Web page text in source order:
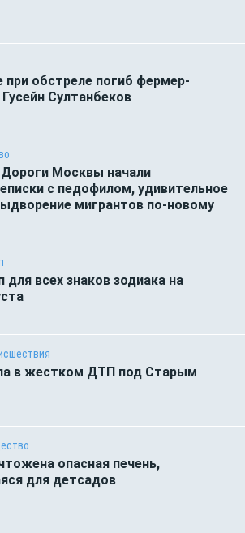
при обстреле погиб фермер-
Султанбеков
Дороги Москвы начали
с педофилом, удивительное
мигрантов по-новому
для всех знаков зодиака на
в жестком ДТП под Старым
опасная печень,
для детсадов